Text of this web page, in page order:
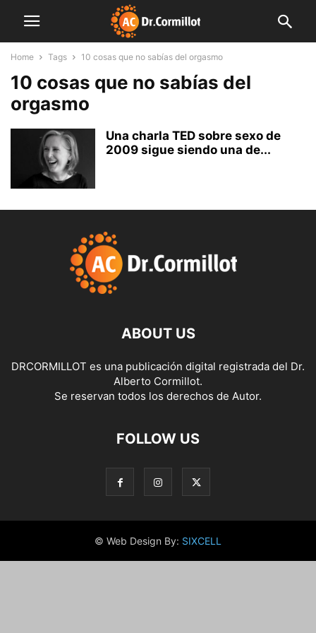
Home Tags 10 cosas que no sabías del orgasmo
10 cosas que no sabías del
orgasmo
Una charla TED sobre sexo de
2009 sigue siendo una de...
ABOUT US
DRCORMILLOT es una publicación digital registrada del Dr.
Alberto Cormillot.
Se reservan todos los derechos de Autor.
FOLLOW US
© Web Design By: SIXCELL